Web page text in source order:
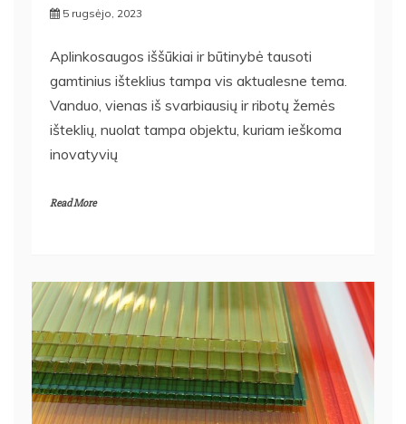
5 rugsėjo, 2023
Aplinkosaugos iššūkiai ir būtinybė tausoti
gamtinius išteklius tampa vis aktualesne tema.
Vanduo, vienas iš svarbiausių ir ribotų žemės
išteklių, nuolat tampa objektu, kuriam ieškoma
inovatyvių
Read More